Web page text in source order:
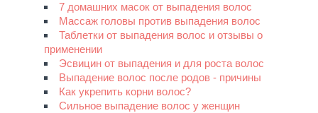
7 домашних масок от выпадения волос
Массаж головы против выпадения волос
Таблетки от выпадения волос и отзывы о
применении
Эсвицин от выпадения и для роста волос
Выпадение волос после родов - причины
Как укрепить корни волос?
Сильное выпадение волос у женщин